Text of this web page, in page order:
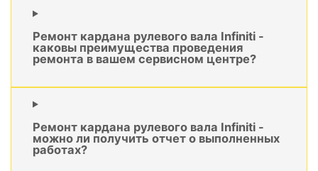
Ремонт кардана рулевого вала Infiniti -
каковы преимущества проведения
ремонта в вашем сервисном центре?
Ремонт кардана рулевого вала Infiniti -
можно ли получить отчет о выполненных
работах?